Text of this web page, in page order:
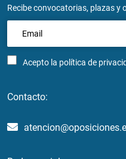
Recibe convocatorias, plazas y
Acepto la política de
Contacto: